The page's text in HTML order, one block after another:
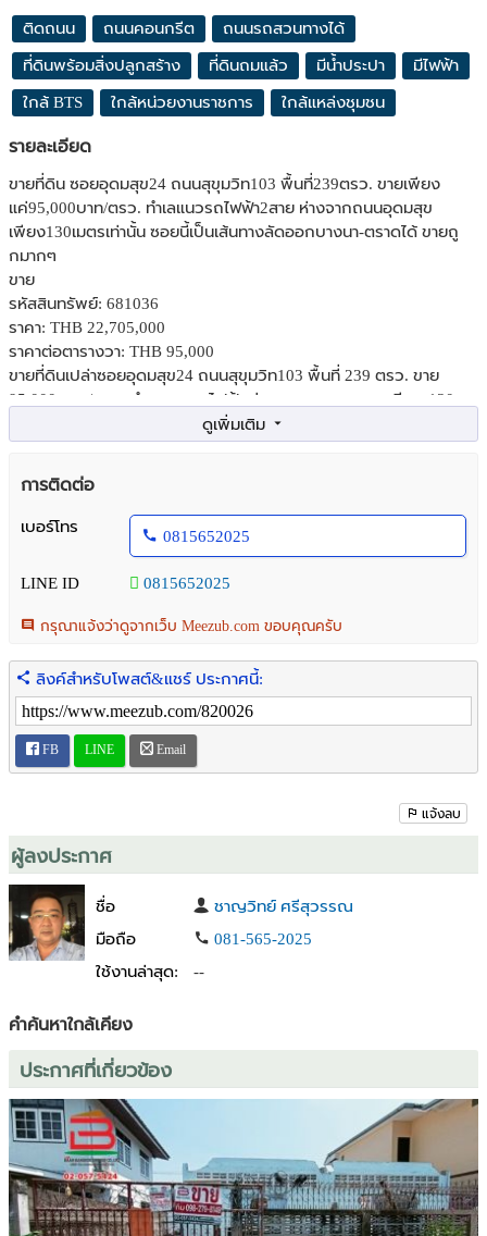
ติดถนน ถนนคอนกรีต ถนนรถสวนทางได้
ที่ดินพร้อมสิ่งปลูกสร้าง ที่ดินถมแล้ว มีน้ำประปา มีไฟฟ้า
ใกล้ BTS ใกล้หน่วยงานราชการ ใกล้แหล่งชุมชน
รายละเอียด
ขายที่ดิน ซอยอุดมสุข24 ถนนสุขุมวิท103 พื้นที่239ตรว. ขายเพียง
แค่95,000บาท/ตรว. ทำเลแนวรถไฟฟ้า2สาย ห่างจากถนนอุดมสุข
เพียง130เมตรเท่านั้น ซอยนี้เป็นเส้นทางลัดออกบางนา-ตราดได้ ขายถู
กมากๆ
ขาย
รหัสสินทรัพย์: 681036
ราคา: THB 22,705,000
ราคาต่อตารางวา: THB 95,000
ขายที่ดินเปล่าซอยอุดมสุข24 ถนนสุขุมวิท103 พื้นที่ 239 ตรว. ขาย
95,000 บาท/ตรว. ทำเลแนวรถไฟฟ้า ห่างจากถนนอุดมสุข เพียง 130
พิกัด :https://maps.app.goo.gl/sjE4uPfoGvWXaY2a9
- คุณจุ๋ม 081-442-1251
- คุณชาญวิทย์ 081-565-2025
- แอดไลน์ ID: JUMUNPAO หรือคลิก:
https://line.me/ti/p/YaW1i2ua2o
ข้อมูลเพิ่มเติม:
- ที่ดินเปล่า พื้นที่ 239 ตรว. ซอยอุดมสุข24 ถนนสุขุมวิท103
- ทำเลแนวรถไฟฟ้า ห่างจากถนนอุดมสุข เพียง 130 เมตร สภาพ
แวดล้อมดี
ดิจิตอลพาร์ค,วัดธรรมมงคล
ต้องการปรึกษาเรื่อง ซื้อบ้าน-ซื้อที่ดิน-ซื้อคอนโด หรือ ฝากขายบ้าน-ฝาก
ขายที่ดิน-ฝากขายคอนโด หรืออสังหาริมทรัพย์อื่นๆ ในเขตกรุงเทพฯ และ
ปริมณฑลฟรี!!
การติดต่อ
เบอร์โทร
0815652025
LINE ID 0815652025
กรุณาแจ้งว่าดูจากเว็บ Meezub.com ขอบคุณครับ
ลิงค์สำหรับโพสต์&แชร์ ประกาศนี้:
FB LINE Email
แจ้งลบ
ผู้ลงประกาศ
ชื่อ
ชาญวิทย์ ศรีสุวรรณ
มือถือ
081-565-2025
ใช้งานล่าสุด:
--
คำค้นหาใกล้เคียง
ประกาศที่เกี่ยวข้อง